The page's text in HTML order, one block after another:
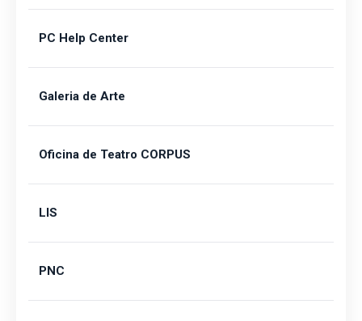
PC Help Center
Galeria de Arte
Oficina de Teatro CORPUS
LIS
PNC